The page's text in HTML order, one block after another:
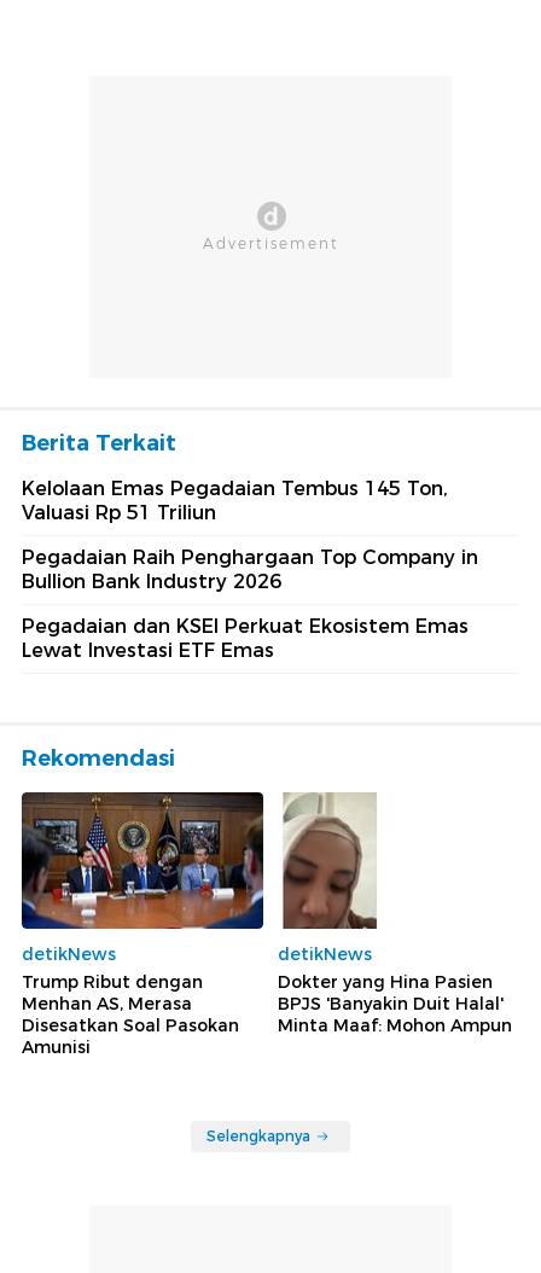
Berita Terkait
Kelolaan Emas Pegadaian Tembus 145 Ton,
Valuasi Rp 51 Triliun
Pegadaian Raih Penghargaan Top Company in
Bullion Bank Industry 2026
Pegadaian dan KSEI Perkuat Ekosistem Emas
Lewat Investasi ETF Emas
Rekomendasi
detikNews
Trump Ribut dengan
Menhan AS, Merasa
Disesatkan Soal Pasokan
Amunisi
detikNews
Dokter yang Hina Pasien
BPJS 'Banyakin Duit Halal'
Minta Maaf: Mohon Ampun
Selengkapnya